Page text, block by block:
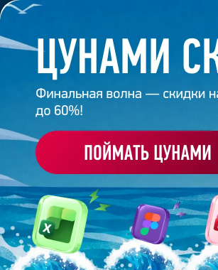
Главная
АЛЬТЕР ВЕСТ
Работа
эксперта